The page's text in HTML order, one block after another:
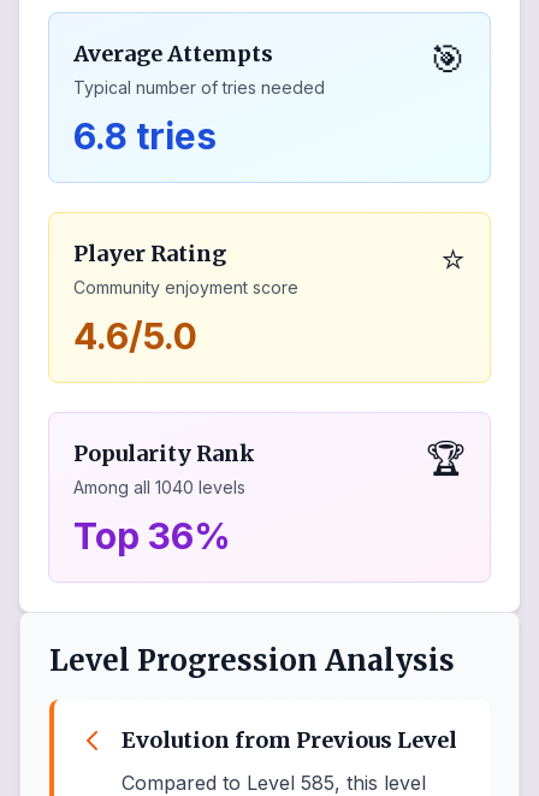
Average Attempts
Typical number of tries needed
🎯
6.8 tries
Player Rating
Community enjoyment score
⭐
4.6/5.0
Popularity Rank
Among all 1040 levels
🏆
Top 36%
Level Progression Analysis
Evolution from Previous Level
Compared to Level 585, this level